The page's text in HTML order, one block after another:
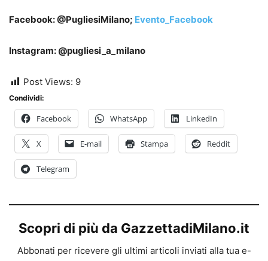
Facebook: @PugliesiMilano; Evento_Facebook
Instagram: @pugliesi_a_milano
Post Views: 9
Condividi:
Facebook WhatsApp LinkedIn
X E-mail Stampa Reddit
Telegram
Scopri di più da GazzettadiMilano.it
Abbonati per ricevere gli ultimi articoli inviati alla tua e-